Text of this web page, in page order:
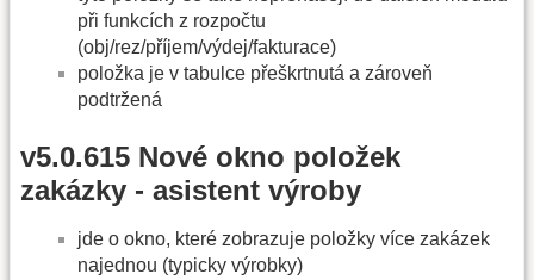
při funkcích z rozpočtu
(obj/rez/příjem/výdej/fakturace)
položka je v tabulce přeškrtnutá a zároveň
podtržená
v5.0.615 Nové okno položek
zakázky - asistent výroby
jde o okno, které zobrazuje položky více zakázek
najednou (typicky výrobky)